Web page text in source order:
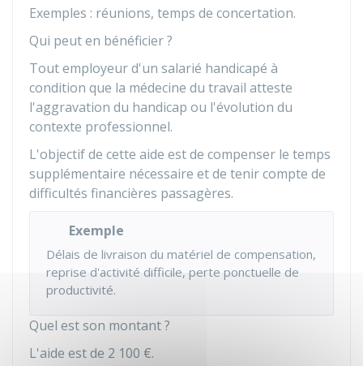
Exemples : réunions, temps de concertation.
Qui peut en bénéficier ?
Tout employeur d'un salarié handicapé à
condition que la médecine du travail atteste
l'aggravation du handicap ou l'évolution du
contexte professionnel.
L'objectif de cette aide est de compenser le temps
supplémentaire nécessaire et de tenir compte de
difficultés financières passagères.
Exemple
Délais de livraison du matériel de compensation,
reprise d'activité difficile, perte ponctuelle de
productivité.
Quel est son montant ?
L'aide est de 2 100 €.